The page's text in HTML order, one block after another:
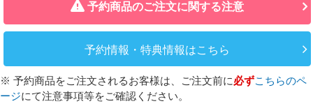
予約商品のご注文に関する注意
予約情報・特典情報はこちら
※ 予約商品をご注文されるお客様は、ご注文前に必ずこちらのペ
ージにて注意事項等をご確認ください。